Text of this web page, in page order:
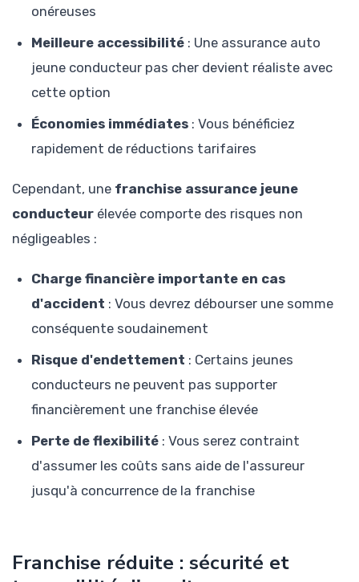
onéreuses
Meilleure accessibilité : Une assurance auto
jeune conducteur pas cher devient réaliste avec
cette option
Économies immédiates : Vous bénéficiez
rapidement de réductions tarifaires
Cependant, une franchise assurance jeune
conducteur élevée comporte des risques non
négligeables :
Charge financière importante en cas
d'accident : Vous devrez débourser une somme
conséquente soudainement
Risque d'endettement : Certains jeunes
conducteurs ne peuvent pas supporter
financièrement une franchise élevée
Perte de flexibilité : Vous serez contraint
d'assumer les coûts sans aide de l'assureur
jusqu'à concurrence de la franchise
Franchise réduite : sécurité et